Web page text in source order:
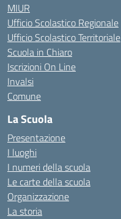
MIUR
Ufficio Scolastico Regionale
Ufficio Scolastico Territoriale
Scuola in Chiaro
Iscrizioni On Line
Invalsi
Comune
La Scuola
Presentazione
I luoghi
I numeri della scuola
Le carte della scuola
Organizzazione
La storia